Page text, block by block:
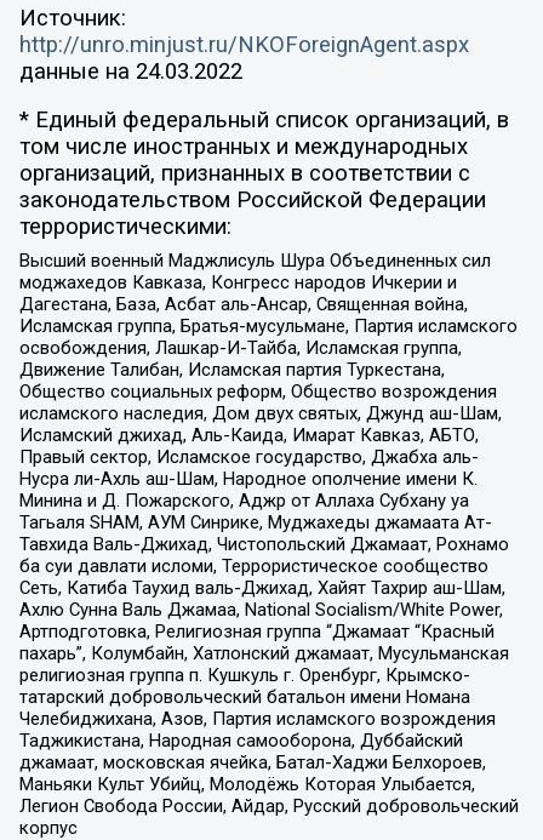
Источник:
http://unro.minjust.ru/NKOForeignAgent.aspx
данные на 24.03.2022
* Единый федеральный список организаций, в
том числе иностранных и международных
организаций, признанных в соответствии с
законодательством Российской Федерации
террористическими:
Высший военный Маджлисуль Шура Объединенных сил
моджахедов Кавказа, Конгресс народов Ичкерии и
Дагестана, База, Асбат аль-Ансар, Священная война,
Исламская группа, Братья-мусульмане, Партия исламского
освобождения, Лашкар-И-Тайба, Исламская группа,
Движение Талибан, Исламская партия Туркестана,
Общество социальных реформ, Общество возрождения
исламского наследия, Дом двух святых, Джунд аш-Шам,
Исламский джихад, Аль-Каида, Имарат Кавказ, АБТО,
Правый сектор, Исламское государство, Джабха аль-
Нусра ли-Ахль аш-Шам, Народное ополчение имени К.
Минина и Д. Пожарского, Аджр от Аллаха Субхану уа
Тагьаля SHAM, АУМ Синрике, Муджахеды джамаата Ат-
Тавхида Валь-Джихад, Чистопольский Джамаат, Рохнамо
ба суи давлати исломи, Террористическое сообщество
Сеть, Катиба Таухид валь-Джихад, Хайят Тахрир аш-Шам,
Ахлю Сунна Валь Джамаа, National Socialism/White Power,
Артподготовка, Религиозная группа “Джамаат “Красный
пахарь”, Колумбайн, Хатлонский джамаат, Мусульманская
религиозная группа п. Кушкуль г. Оренбург, Крымско-
татарский добровольческий батальон имени Номана
Челебиджихана, Азов, Партия исламского возрождения
Таджикистана, Народная самооборона, Дуббайский
джамаат, московская ячейка, Батал-Хаджи Белхороев,
Маньяки Культ Убийц, Молодёжь Которая Улыбается,
Легион Свобода России, Айдар, Русский добровольческий
корпус